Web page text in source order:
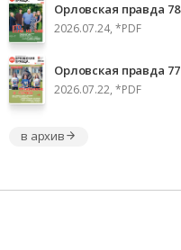
Орловская правда 78
2026.07.24, *PDF
Орловская правда 77
2026.07.22, *PDF
в архив